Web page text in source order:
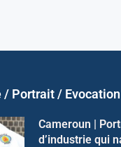
/ Portrait / Evocation
Cameroun |
d’industrie qui